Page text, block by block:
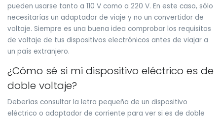
pueden usarse tanto a 110 V como a 220 V. En este caso, sólo
necesitarías un adaptador de viaje y no un convertidor de
voltaje. Siempre es una buena idea comprobar los requisitos
de voltaje de tus dispositivos electrónicos antes de viajar a
un país extranjero.
¿Cómo sé si mi dispositivo eléctrico es de
doble voltaje?
Deberías consultar la letra pequeña de un dispositivo
eléctrico o adaptador de corriente para ver si es de doble